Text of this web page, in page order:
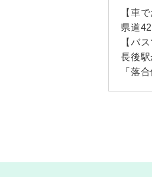
【車
県道
【バ
長後
「落